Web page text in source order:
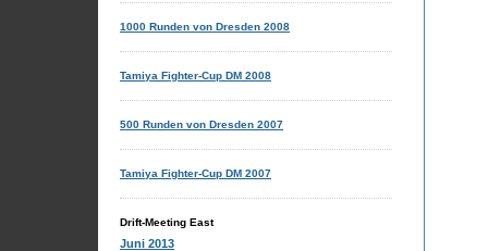
1000 Runden von Dresden 2008
Tamiya Fighter-Cup DM 2008
500 Runden von Dresden 2007
Tamiya Fighter-Cup DM 2007
Drift-Meeting East
Juni 2013